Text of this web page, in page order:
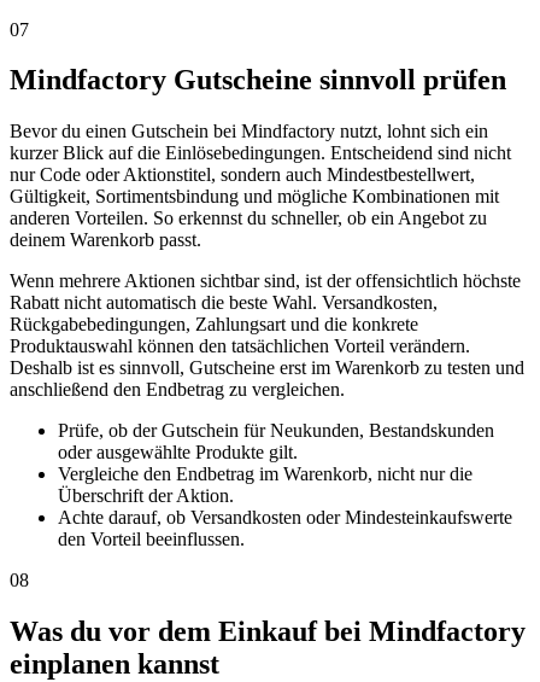
07
Mindfactory Gutscheine sinnvoll prüfen
Bevor du einen Gutschein bei Mindfactory nutzt, lohnt sich ein
kurzer Blick auf die Einlösebedingungen. Entscheidend sind nicht
nur Code oder Aktionstitel, sondern auch Mindestbestellwert,
Gültigkeit, Sortimentsbindung und mögliche Kombinationen mit
anderen Vorteilen. So erkennst du schneller, ob ein Angebot zu
deinem Warenkorb passt.
Wenn mehrere Aktionen sichtbar sind, ist der offensichtlich höchste
Rabatt nicht automatisch die beste Wahl. Versandkosten,
Rückgabebedingungen, Zahlungsart und die konkrete
Produktauswahl können den tatsächlichen Vorteil verändern.
Deshalb ist es sinnvoll, Gutscheine erst im Warenkorb zu testen und
anschließend den Endbetrag zu vergleichen.
Prüfe, ob der Gutschein für Neukunden, Bestandskunden
oder ausgewählte Produkte gilt.
Vergleiche den Endbetrag im Warenkorb, nicht nur die
Überschrift der Aktion.
Achte darauf, ob Versandkosten oder Mindesteinkaufswerte
den Vorteil beeinflussen.
08
Was du vor dem Einkauf bei Mindfactory
einplanen kannst